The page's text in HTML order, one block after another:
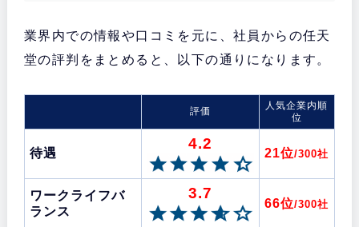
業界内での情報や口コミを元に、社員からの任天
堂の評判をまとめると、以下の通りになります。
評価
人気企業内順
位
待遇
4.2
21位/300社
ワークライフバ
ランス
3.7
66位/300社